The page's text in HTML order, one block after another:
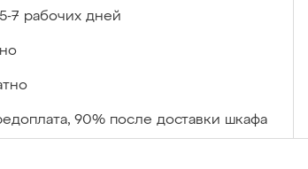
5-7 рабочих дней
90% после доставки шкафа